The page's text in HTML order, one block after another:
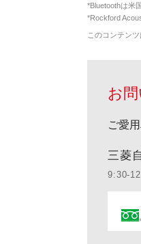
*Bluetoothは米
*Rockford
このコンテン
お
ご愛
三菱
9:30-